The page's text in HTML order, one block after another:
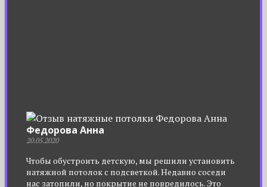
Федорова Анна
20.05.2020
Чтобы обустроить детскую, мы решили установить
натяжной потолок с подсветкой. Недавно соседи
нас затопили, но покрытие не повредилось. Это